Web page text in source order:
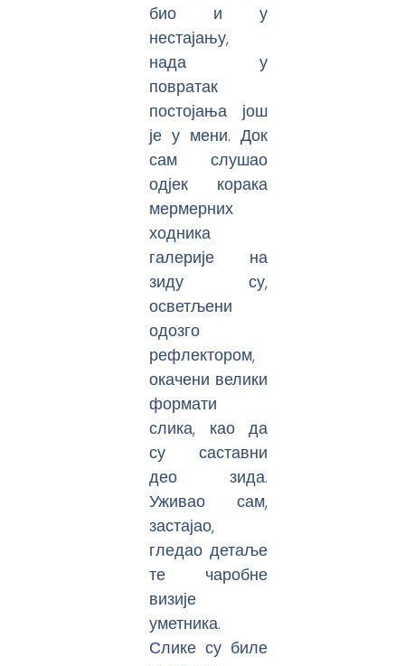
био и у
нестајању,
нада у
повратак
постојања још
је у мени. Док
сам слушао
одјек корака
мермерних
ходника
галерије на
зиду су,
осветљени
одозго
рефлектором,
окачени велики
формати
слика, као да
су саставни
део зида.
Уживао сам,
застајао,
гледао детаље
те чаробне
визије
уметника.
Слике су биле